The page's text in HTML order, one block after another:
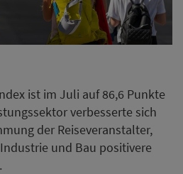
ist im Juli auf 86,6 Punkte
verbesserte sich
der Reiseveranstalter,
und Bau positivere